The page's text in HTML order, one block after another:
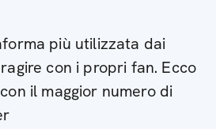
più utilizzata dai
con i propri fan. Ecco
il maggior numero di